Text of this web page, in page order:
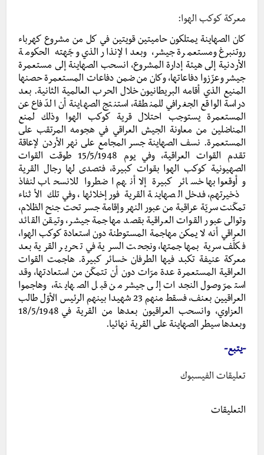
معركة كوكب الهوا:
كان الصهاينة يمتلكون حاميتين قويتين في كل من مشروع كهرباء
روتنبرغ ومستعمرة جيشر، وبعد الإنذار الذي وجّهته الحكومة
الأردنية إلى هيئة إدارة المشروع، انسحب الصهاينة إلى مستعمرة
جيشر وعزّزوا دفاعاتها، وكان من ضمن دفاعات المستعمرة حصنها
المنيع الذي أقامه البريطانيون خلال الحرب العالمية الثانية. بعد
دراسة الواقع الجغرافي للمنطقة، استنتج الصهاينة أن الدّفاع عن
المستعمرة يستوجب احتلال قرية كوكب الهوا وذلك لمنع
المناضلين من معاونة الجيش العراقي في هجومه المرتقب على
المستعمرة. نسف الصهاينة جسر المجامع على نهر الأردن لإعاقة
تقدم القوات العراقية، وفي يوم 15/5/1948 طوقت القوات
الصهيونية كوكب الهوا بقوات كبيرة، فتصدى لها رجال القرية
وأوقعوا بها خسائر كبيرة إلا أنهم اضطروا للانسحاب لنفاذ
ذخيرتهم، فدخل الصهاينة القرية فور إخلائها، وفي تلك الأثناء
تمكّنت سريّة عراقية من عبور النهر وإقامة جسر تحت جنح الظلام،
وتوالى عبور القوات العراقية بقصد مهاجمة جيشر، وتيقن القائد
العراقي أنه لا يمكن مهاجمة المستوطنة دون استعادة كوكب الهوا،
فكلّف سرية بمهاجمتها، ونجحت السرية في تحرير القرية بعد
معركة عنيفة تكبد فيها الطرفان خسائر كبيرة. هاجمت القوات
العراقية المستعمرة عدة مرّات دون أن تتمكّن من استعادتها، وقد
استمرّ وصول النجدات إلى جيشر من قبل الصهاينة، وهاجموا
العراقيين بعنف، فسقط منهم 23 شهيدا بينهم الرئيس الأوّل طالب
العزاوي، وانسحب العراقيون بعدها من القرية في 18/5/1948
وبعدها سيطر الصهاينة على القرية نهائيا.
-يتبع-
تعليقات الفيسبوك
التعليقات